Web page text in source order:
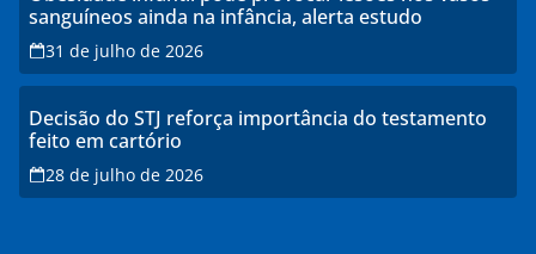
sanguíneos ainda na infância, alerta estudo
31 de julho de 2026
Decisão do STJ reforça importância do testamento
feito em cartório
28 de julho de 2026